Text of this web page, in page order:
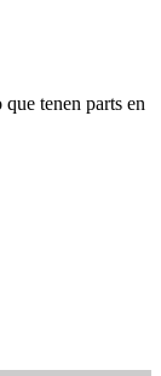
tenen parts en